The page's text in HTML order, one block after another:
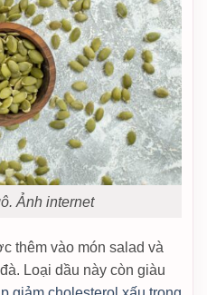
Ảnh internet
thêm vào món salad và
Loại dầu này còn giàu